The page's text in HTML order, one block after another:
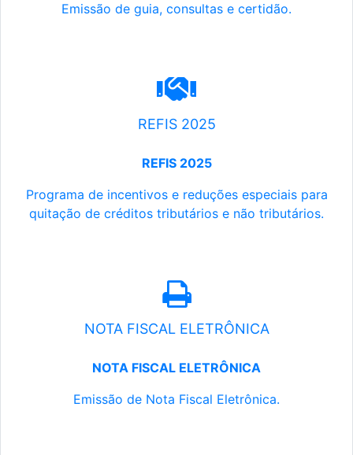
Emissão de guia, consultas e certidão.
REFIS 2025
REFIS 2025
Programa de incentivos e reduções especiais para
quitação de créditos tributários e não tributários.
NOTA FISCAL ELETRÔNICA
NOTA FISCAL ELETRÔNICA
Emissão de Nota Fiscal Eletrônica.